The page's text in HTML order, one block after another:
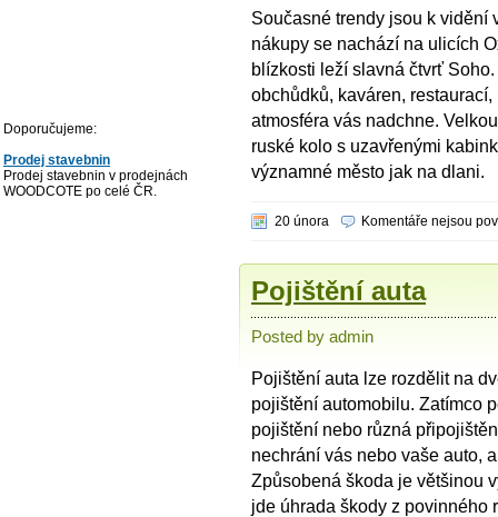
Doporučujeme:
Prodej stavebnin
Prodej stavebnin v prodejnách
WOODCOTE po celé ČR.
Současné trendy jsou k vidění
nákupy se nachází na ulicích
blízkosti leží slavná čtvrť
obchůdků, kaváren,
atmosféra vás nadchne.
ruské kolo s uzavřenými
významné město jak na dlani.
20 února Komentáře nejsou
Pojištění auta
Posted by admin
Pojištění auta lze rozdělit na
pojištění automobilu. Zatímco
pojištění nebo různá
nechrání vás nebo vaše auto,
Způsobená škoda je většinou
jde úhrada škody z povinného